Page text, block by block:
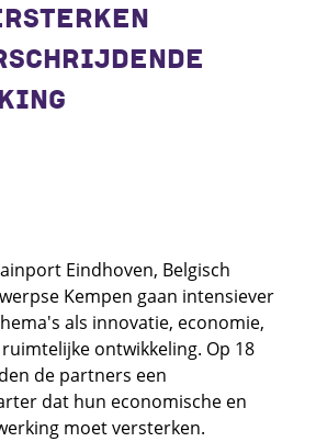
Eindhoven, Belgisch
Kempen gaan intensiever
als innovatie, economie,
ontwikkeling. Op 18
de partners een
dat hun economische en
moet versterken.